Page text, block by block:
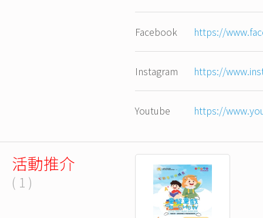
Facebook https://
Instagram https://
Youtube https://
活動推介
( 1 )